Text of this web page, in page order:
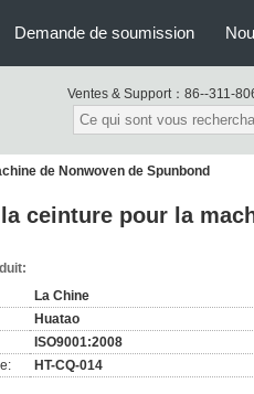
Demande de soumission
Ventes & Support： 86--311-
de Nonwoven de Spunbond
ceinture pour la
La Chine
Huatao
ISO9001:2008
HT-CQ-014